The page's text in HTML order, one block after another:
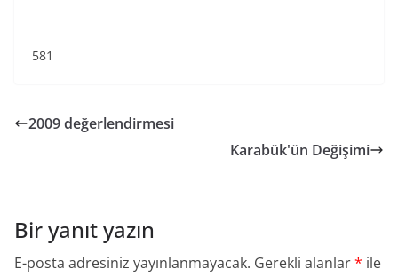
581
2009 değerlendirmesi
Karabük'ün Değişimi
Bir yanıt yazın
E-posta adresiniz yayınlanmayacak. Gerekli alanlar* ile